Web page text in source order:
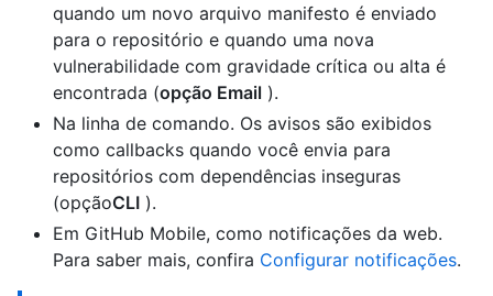
quando um novo arquivo manifesto é enviado
para o repositório e quando uma nova
vulnerabilidade com gravidade crítica ou alta é
encontrada (opção Email ).
Na linha de comando. Os avisos são exibidos
como callbacks quando você envia para
repositórios com dependências inseguras
(opçãoCLI ).
Em GitHub Mobile, como notificações da web.
Para saber mais, confira Configurar notificações.